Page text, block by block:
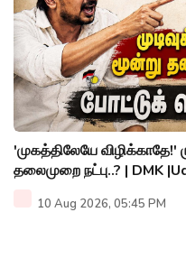
'முகத்திலேயே விழிக்காதே!'
தலைமுறை நட்பு..? | DMK
10 Aug 2026, 05:45 PM